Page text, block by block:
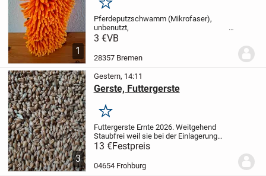
1
Merken
Pferdeputzschwamm (Mikrofaser),
unbenutzt,
3,00 Euro VB.
3 €VB
28357 Bremen
3
Gestern, 14:11
Gerste, Futtergerste
Merken
Futtergerste Ernte 2026. Weitgehend
Staubfrei weil sie bei der Einlagerung
gereinigt wurde.
in 50 kg Säcke.
Bag möglich, dann auch besserer...
13 €Festpreis
04654 Frohburg